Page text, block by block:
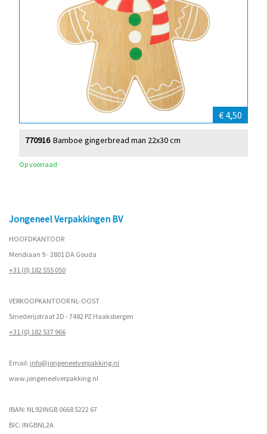
€ 4,50
Bamboe gingerbread man 22x30 cm
770916
Op voorraad
Jongeneel Verpakkingen BV
HOOFDKANTOOR
Meridiaan 9 - 2801 DA Gouda
+31 (0) 182 555 050
VERKOOPKANTOOR NL-OOST
Smederijstraat 2D - 7482 PZ Haaksbergen
+31 (0) 182 537 966
Email: info@jongeneelverpakking.nl
www.jongeneelverpakking.nl
IBAN: NL92INGB 0668 5222 67
BIC: INGBNL2A